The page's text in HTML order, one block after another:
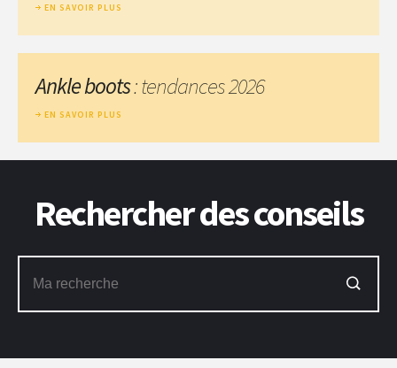
EN SAVOIR PLUS
Ankle boots: tendances 2026
EN SAVOIR PLUS
Rechercher des conseils